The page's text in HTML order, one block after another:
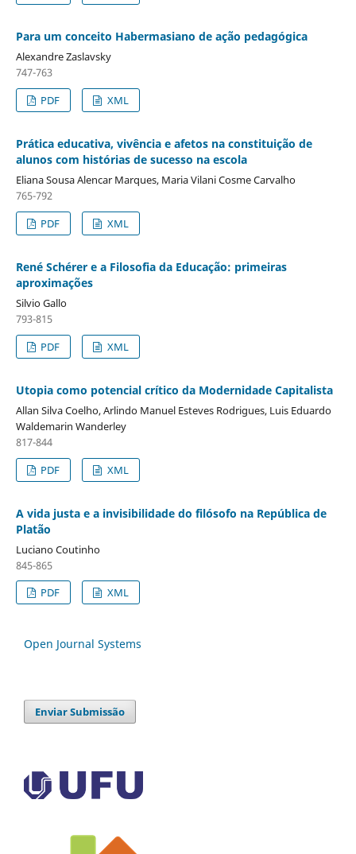
Para um conceito Habermasiano de ação pedagógica
Alexandre Zaslavsky
747-763
PDF
XML
Prática educativa, vivência e afetos na constituição de
alunos com histórias de sucesso na escola
Eliana Sousa Alencar Marques, Maria Vilani Cosme Carvalho
765-792
PDF
XML
René Schérer e a Filosofia da Educação: primeiras
aproximações
Silvio Gallo
793-815
PDF
XML
Utopia como potencial crítico da Modernidade Capitalista
Allan Silva Coelho, Arlindo Manuel Esteves Rodrigues, Luis Eduardo
Waldemarin Wanderley
817-844
PDF
XML
A vida justa e a invisibilidade do filósofo na República de
Platão
Luciano Coutinho
845-865
PDF
XML
Open Journal Systems
Enviar Submissão